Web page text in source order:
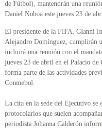
de Fútbol), mantendrán una
Daniel Noboa este jueves 23 de
El presidente de la FIFA, Gianni
Alejandro Domínguez, cumplirán
incluirá una reunión con el
jueves 23 de abril en el Palacio de
forma parte de las actividades
Conmebol.
La cita en la sede del Ejecutivo se
protocolarios que suelen
periodista Johanna Calderón